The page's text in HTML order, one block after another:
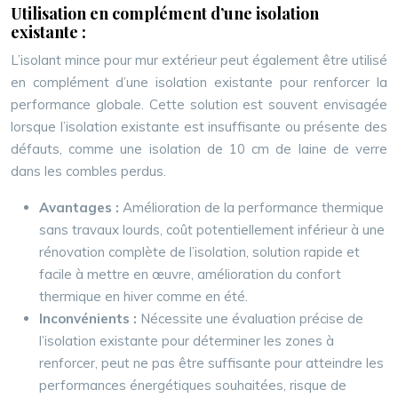
Utilisation en complément d’une isolation
existante :
L’isolant mince pour mur extérieur peut également être utilisé
en complément d’une isolation existante pour renforcer la
performance globale. Cette solution est souvent envisagée
lorsque l’isolation existante est insuffisante ou présente des
défauts, comme une isolation de 10 cm de laine de verre
dans les combles perdus.
Avantages : Amélioration de la performance thermique
sans travaux lourds, coût potentiellement inférieur à une
rénovation complète de l’isolation, solution rapide et
facile à mettre en œuvre, amélioration du confort
thermique en hiver comme en été.
Inconvénients : Nécessite une évaluation précise de
l’isolation existante pour déterminer les zones à
renforcer, peut ne pas être suffisante pour atteindre les
performances énergétiques souhaitées, risque de